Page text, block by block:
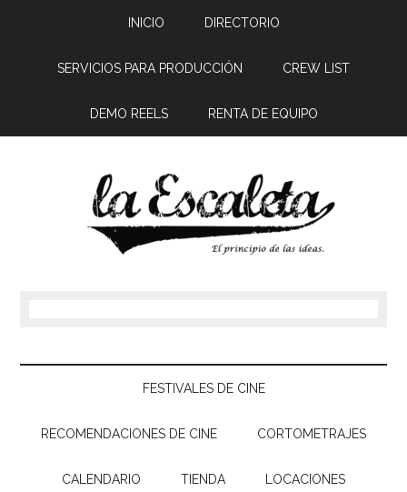
INICIO DIRECTORIO
SERVICIOS PARA PRODUCCIÓN CREW LIST
DEMO REELS RENTA DE EQUIPO
FESTIVALES DE CINE
RECOMENDACIONES DE CINE CORTOMETRAJES
CALENDARIO TIENDA LOCACIONES